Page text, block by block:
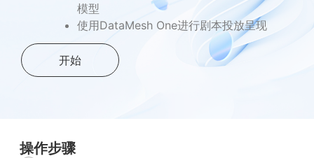
模型
使用DataMesh One进行剧本投放呈现
开始
操作步骤